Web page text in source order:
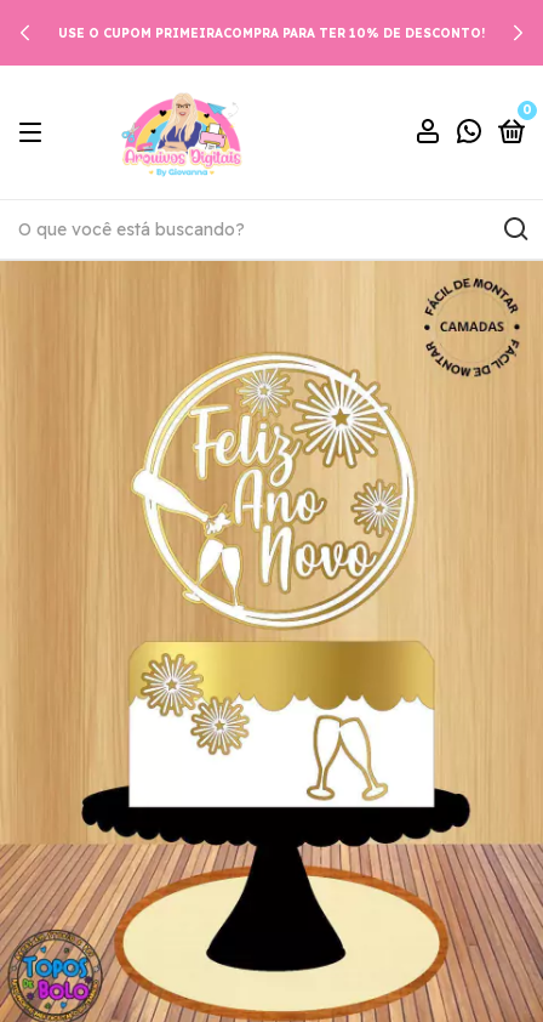
USE O CUPOM PRIMEIRACOMPRA PARA TER 10% DE DESCONTO!
0